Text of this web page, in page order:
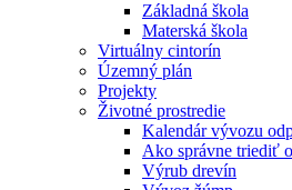
Základná škola
Materská škola
Virtuálny cintorín
Územný plán
Projekty
Životné prostredie
Kalendár vývozu
Ako správne triediť
Výrub drevín